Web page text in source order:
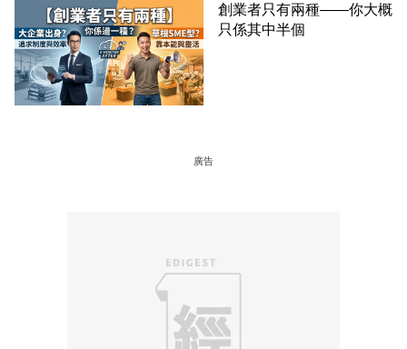
創業者只有兩種——你大概
只係其中半個
廣告